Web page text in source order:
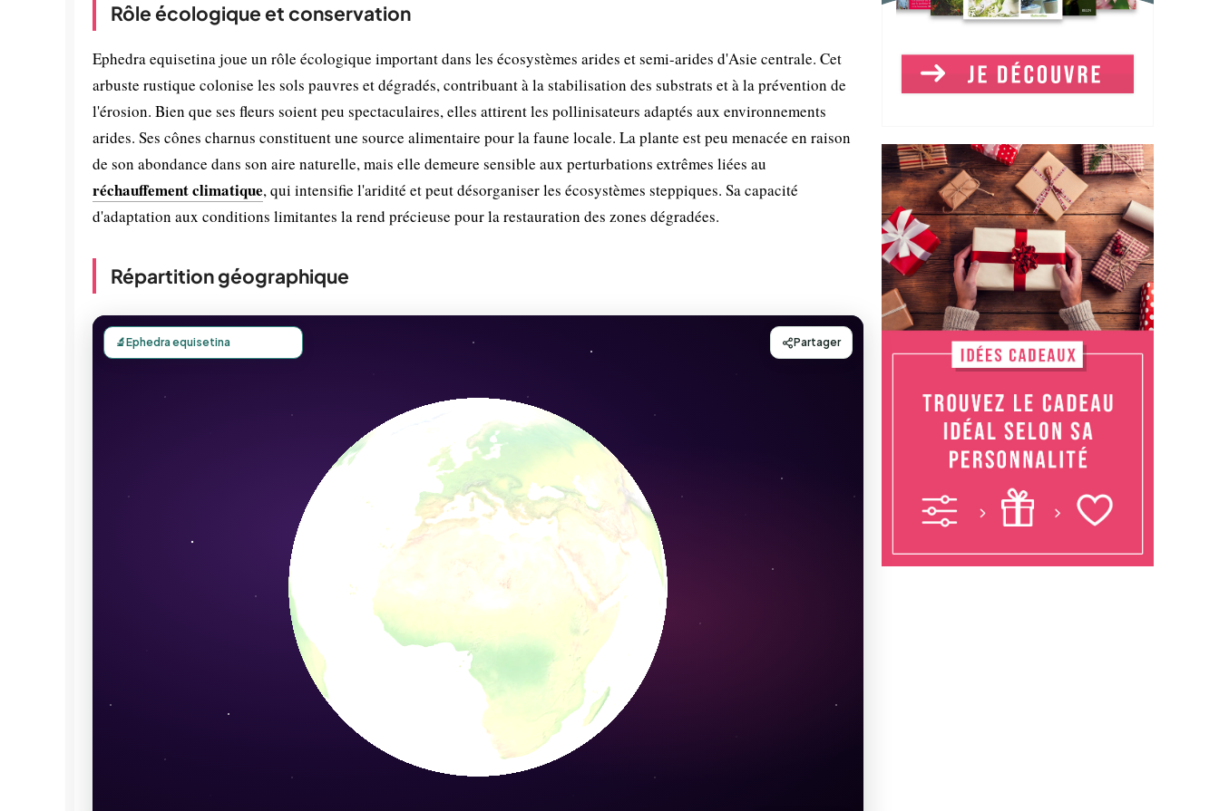
Rôle écologique et conservation
Ephedra equisetina joue un rôle écologique important dans les écosystèmes arides et semi-arides d'Asie centrale. Cet
arbuste rustique colonise les sols pauvres et dégradés, contribuant à la stabilisation des substrats et à la prévention de
l'érosion. Bien que ses fleurs soient peu spectaculaires, elles attirent les pollinisateurs adaptés aux environnements
arides. Ses cônes charnus constituent une source alimentaire pour la faune locale. La plante est peu menacée en raison
de son abondance dans son aire naturelle, mais elle demeure sensible aux perturbations extrêmes liées au
réchauffement climatique, qui intensifie l'aridité et peut désorganiser les écosystèmes steppiques. Sa capacité
d'adaptation aux conditions limitantes la rend précieuse pour la restauration des zones dégradées.
Répartition géographique